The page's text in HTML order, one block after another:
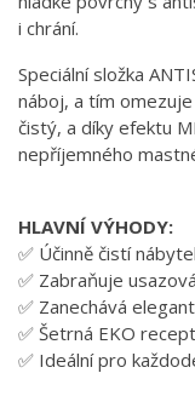
i chrání.
Speciální složka
náboj, a tím
čistý, a díky efektu
nepříjemného
HLAVNÍ VÝHODY:
✅ Účinně čistí
✅ Zabraňuje
✅ Zanechává
✅ Šetrná EKO
✅ Ideální pro